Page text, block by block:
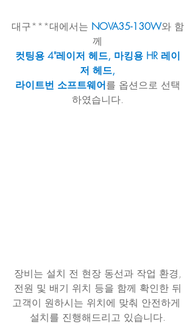
대구***대에서는 NOVA35-130W와 함
께
컷팅용 4"레이저 헤드, 마킹용 HR 레이
저 헤드,
라이트번 소프트웨어를 옵션으로 선택
하였습니다.
장비는 설치 전 현장 동선과 작업 환경,
전원 및 배기 위치 등을 함께 확인한 뒤
고객이 원하시는 위치에 맞춰 안전하게
설치를 진행해드리고 있습니다.